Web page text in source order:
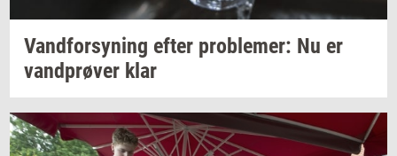
Vand­for­sy­ning efter pro­ble­mer: Nu er
vand­prø­ver klar